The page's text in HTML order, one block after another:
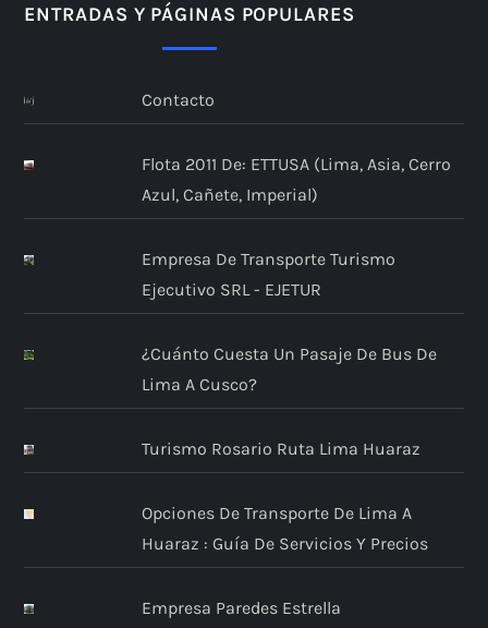
ENTRADAS Y PÁGINAS POPULARES
Contacto
Flota 2011 De: ETTUSA (Lima, Asia, Cerro
Azul, Cañete, Imperial)
Empresa De Transporte Turismo
Ejecutivo SRL - EJETUR
¿Cuánto Cuesta Un Pasaje De Bus De
Lima A Cusco?
Turismo Rosario Ruta Lima Huaraz
Opciones De Transporte De Lima A
Huaraz : Guía De Servicios Y Precios
Empresa Paredes Estrella